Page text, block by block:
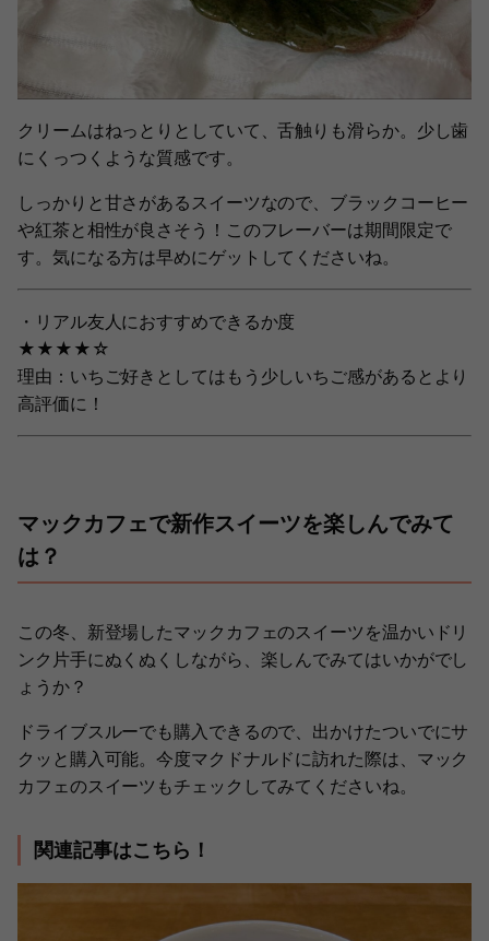
クリームはねっとりとしていて、舌触りも滑らか。少し歯
にくっつくような質感です。
しっかりと甘さがあるスイーツなので、ブラックコーヒー
や紅茶と相性が良さそう！このフレーバーは期間限定で
す。気になる方は早めにゲットしてくださいね。
・リアル友人におすすめできるか度
★★★★☆
理由：いちご好きとしてはもう少しいちご感があるとより
高評価に！
マックカフェで新作スイーツを楽しんでみて
は？
この冬、新登場したマックカフェのスイーツを温かいドリ
ンク片手にぬくぬくしながら、楽しんでみてはいかがでし
ょうか？
ドライブスルーでも購入できるので、出かけたついでにサ
クッと購入可能。今度マクドナルドに訪れた際は、マック
カフェのスイーツもチェックしてみてくださいね。
関連記事はこちら！